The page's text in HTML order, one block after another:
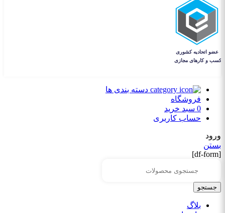
دسته بندی ها
فروشگاه
0 سبد خرید
حساب کاربری
ورود
بستن
[df-form]
جستجو
بلاگ